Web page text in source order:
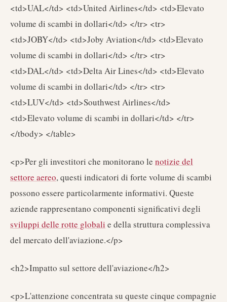
<td>UAL</td> <td>United Airlines</td> <td>Elevato
volume di scambi in dollari</td> </tr> <tr>
<td>JOBY</td> <td>Joby Aviation</td> <td>Elevato
volume di scambi in dollari</td> </tr> <tr>
<td>DAL</td> <td>Delta Air Lines</td> <td>Elevato
volume di scambi in dollari</td> </tr> <tr>
<td>LUV</td> <td>Southwest Airlines</td>
<td>Elevato volume di scambi in dollari</td> </tr>
</tbody> </table>
<p>Per gli investitori che monitorano le notizie del
settore aereo, questi indicatori di forte volume di scambi
possono essere particolarmente informativi. Queste
aziende rappresentano componenti significativi degli
sviluppi delle rotte globali e della struttura complessiva
del mercato dell'aviazione.</p>
<h2>Impatto sul settore dell'aviazione</h2>
<p>L'attenzione concentrata su queste cinque compagnie